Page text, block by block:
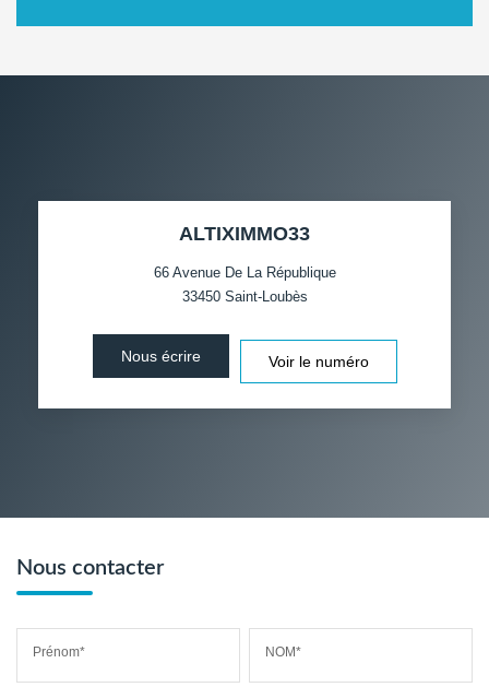
PART DES MÉNAGES SANS
VOITURE
ECOLES ET CRÈCHES
ALTIXIMMO33
66 Avenue De La République
33450 Saint-Loubès
Nous écrire Voir le numéro
Nous contacter
Prénom* NOM*